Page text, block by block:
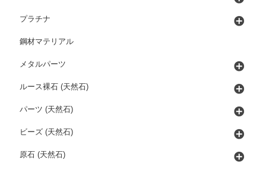
プラチナ
鋼材マテリアル
メタルパーツ
ルース裸石 (天然石)
パーツ (天然石)
ビーズ (天然石)
原石 (天然石)